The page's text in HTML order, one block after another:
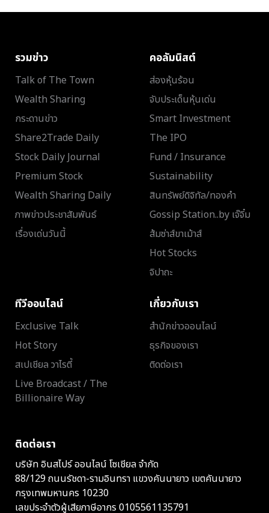
รวมข่าว
Talk of The Town
Wealth Sharing
กระดานข่าว
Share2Trade Daily
Stock Daily Journal
Premium Stock
Wealth Sharing Daily
ภาพข่าวประชาสัมพันธ์
เรื่องเด่นวันนี้
คอลัมนิสต์
ส่องหุ้นร้อน
จับประเด็นหุ้นเด่น
Smart Investment
The IPO
Fund / Insurance
Sustainability
สินทรัพย์ดิจิทัล/ทองคำ
Gossip Station..by เจ๊จิ๋ม
ส้มซ่าส์ขาเม้าส์
Hot Stocks
จิปาถะ
ทีวีออนไลน์
Exclusive Talk
Hot Story
สเปเชียล วาไรตี้
Live Broadcast / The
Billionaire Way
เกี่ยวกับเรา
สำนักข่าวออนไลน์
ธุรกิจของเรา
ติดต่อเรา
ติดต่อเรา
บริษัท อินสไปร์ ออนไลน์ โซเชียล จำกัด
88/129 ถนนรัชดา-รามอินทรา แขวงคันนายาว เขตคันนายาว
กรุงเทพมหานคร 10230
เลขประจำตัวผู้เสียภาษีอากร 0105561135791